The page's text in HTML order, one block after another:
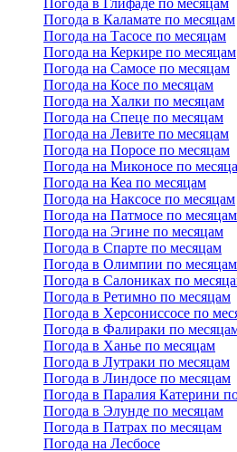
Погода в Глифаде по месяцам
Погода в Каламате по месяцам
Погода на Тасосе по месяцам
Погода на Керкире по месяцам
Погода на Самосе по месяцам
Погода на Косе по месяцам
Погода на Халки по месяцам
Погода на Спеце по месяцам
Погода на Левите по месяцам
Погода на Поросе по месяцам
Погода на Миконосе по
Погода на Кеа по месяцам
Погода на Наксосе по месяцам
Погода на Патмосе по месяцам
Погода на Эгине по месяцам
Погода в Спарте по месяцам
Погода в Олимпии по месяцам
Погода в Салониках по
Погода в Ретимно по месяцам
Погода в Херсониссосе по
Погода в Фалираки по
Погода в Ханье по месяцам
Погода в Лутраки по месяцам
Погода в Линдосе по месяцам
Погода в Паралия Катерини
Погода в Элунде по месяцам
Погода в Патрах по месяцам
Погода на Лесбосе